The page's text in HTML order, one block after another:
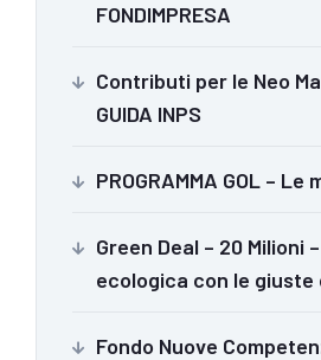
FONDIMPRESA
Contributi per le Neo
GUIDA INPS
PROGRAMMA GOL –
Green Deal – 20 Milioni
ecologica con le giuste
Fondo Nuove